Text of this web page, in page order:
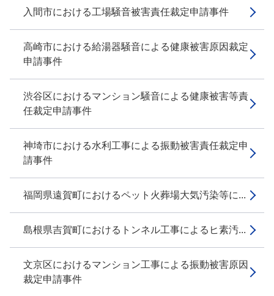
入間市における工場騒音被害責任裁定申請事件
高崎市における給湯器騒音による健康被害原因裁定
申請事件
渋谷区におけるマンション騒音による健康被害等責
任裁定申請事件
神埼市における水利工事による振動被害責任裁定申
請事件
福岡県遠賀町におけるペット火葬場大気汚染等に...
島根県吉賀町におけるトンネル工事によるヒ素汚...
文京区におけるマンション工事による振動被害原因
裁定申請事件